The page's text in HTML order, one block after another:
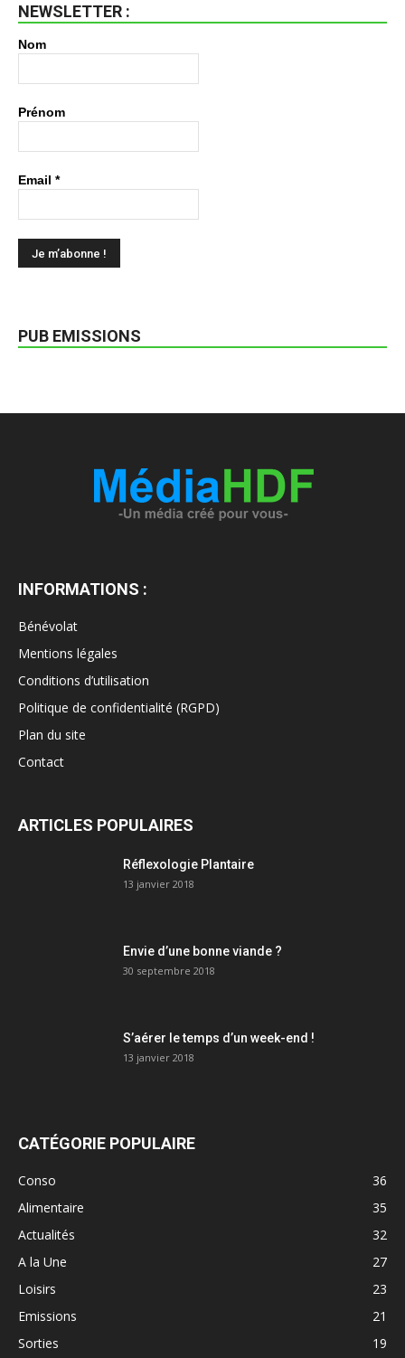
NEWSLETTER :
Nom
Prénom
Email *
PUB EMISSIONS
INFORMATIONS :
Bénévolat
Mentions légales
Conditions d’utilisation
Politique de confidentialité (RGPD)
Plan du site
Contact
ARTICLES POPULAIRES
Réflexologie Plantaire
13 janvier 2018
Envie d’une bonne viande ?
30 septembre 2018
S’aérer le temps d’un week-end !
13 janvier 2018
CATÉGORIE POPULAIRE
Conso
36
Alimentaire
35
Actualités
32
A la Une
27
Loisirs
23
Emissions
21
Sorties
19